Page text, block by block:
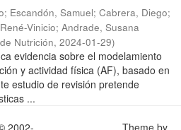
; Escandón, Samuel; Cabrera, Diego;
Vinicio; Andrade, Susana
Nutrición, 2024-01-29)
evidencia sobre el modelamiento
y actividad física (AF), basado en
estudio de revisión pretende
...
2002-
Theme by